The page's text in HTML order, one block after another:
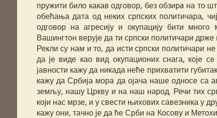
пружити било какав одговор, без обзирa на то
обећања дата од неких српских политичара,
одговор на агресију и окупацију бити
Вашингтон верује да ти српски политичари држе
Рекли су нам и то, да исти српски политичари
да је виде као вид окупационих снага, које
јавности кажу да никада неће прихватити
кажу да Србија мора да ојача наше односе са
земљу, нашу Цркву и на наш народ. Речи тих
који нас мрзе, и у свести њихових савезника
кажу они, тачно је да ће Срби на Косову и